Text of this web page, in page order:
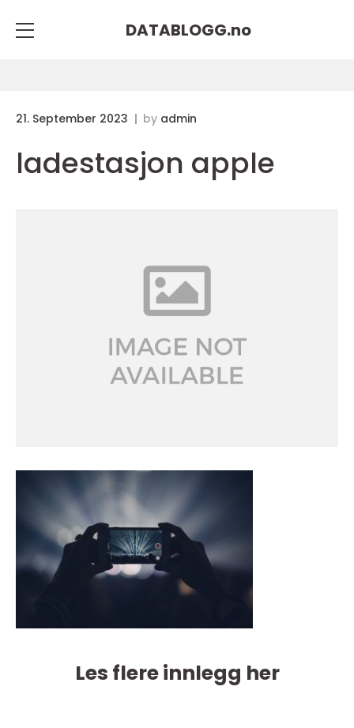
DATABLOGG.no
21. September 2023 by admin
ladestasjon apple
Les flere innlegg her